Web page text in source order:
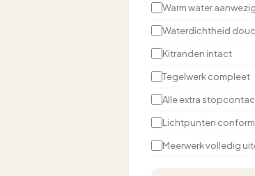
Warm water aanwezig
Waterdichtheid
Kitranden intact
Tegelwerk compleet
Alle extra
Lichtpunten
Meerwerk volledig